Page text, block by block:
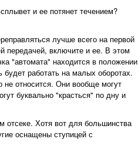
и ее потянет течением?
лучше всего на первой
передачей, включите и ее. В этом
"автомата" находится в положении
работать на малых оборотах.
не относится. Они вообще могут
буквально "красться" по дну и
отсеке. Хотя вот для большинства
оснащены ступицей с